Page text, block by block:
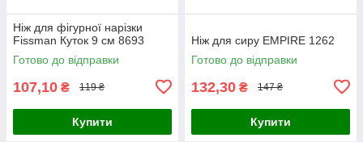
Ніж для фігурної нарізки
Fissman Куток 9 см 8693
Готово до відправки
107,10 ₴ 119 ₴
Купити
Ніж для сиру EMPIRE 1262
Готово до відправки
132,30 ₴ 147 ₴
Купити